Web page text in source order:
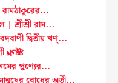
রামঠাকুরের...
শ্রীশ্রী রাম...
দ্বিতীয় খণ্...
🌿🌺
পুণ্যের...